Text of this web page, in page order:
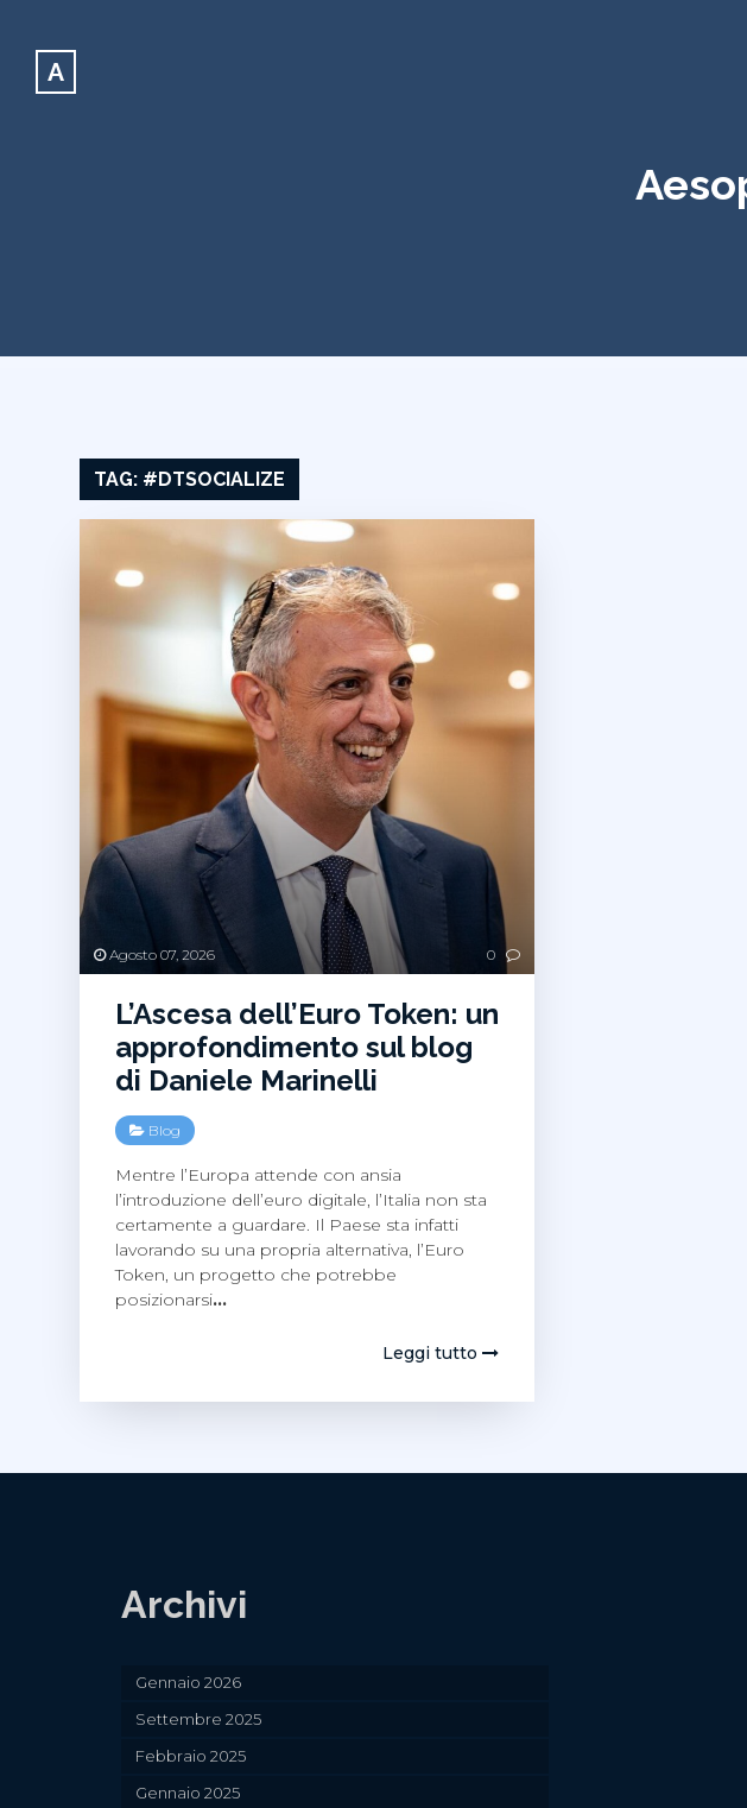
A
TAG: #DTSOCIALIZE
Agosto 07, 2026 0
L’Ascesa dell’Euro Token: un
approfondimento sul blog
di Daniele Marinelli
Blog
Mentre l’Europa attende con ansia
l’introduzione dell’euro digitale, l’Italia non sta
certamente a guardare. Il Paese sta infatti
lavorando su una propria alternativa, l’Euro
Token, un progetto che potrebbe
posizionarsi…
Leggi tutto
Archivi
Gennaio 2026
Settembre 2025
Febbraio 2025
Gennaio 2025